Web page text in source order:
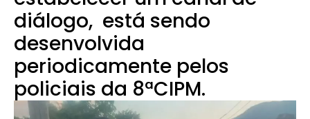
diálogo, está sendo
desenvolvida
periodicamente pelos
policiais da 8ªCIPM.